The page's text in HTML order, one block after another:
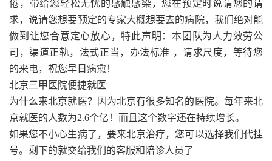
倦，带给您轻松无忧的感触感染，您在预定时说请您的请
求，说请您想要预定的专家大概想要去的病院，我们绝对能
做到让您合意定心放心，特此声明：本团队为人力效劳公
司，渠道正轨，法式正当，办法标准 ，请求尺度，等待您
的来电，祝您早日病愈！
北京三甲医院便捷就医
为什么来北京就医？因为北京有很多知名的医院。每年来北
京就医的人数为2.6个亿！而且这个数字还在持续增长。
如果您不小心生病了，要来北京治疗，您可以选择我们代挂
号。剩下的就交给我们的客服和陪诊人员了